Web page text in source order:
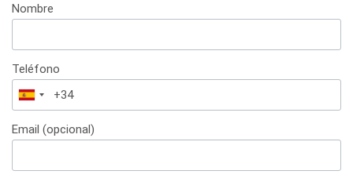
Nombre
Teléfono
España
+34
Email (opcional)